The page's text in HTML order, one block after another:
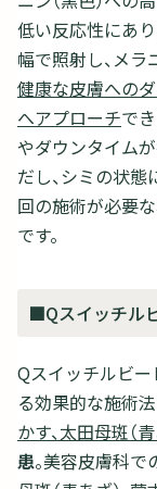
低い反応性にあ
幅で照射し、メ
健康な皮膚への
へアプローチで
やダウンタイム
だし、シミの状
回の施術が必要
です。
■Qスイッチル
Qスイッチルビー
る効果的な施術法
かす、太田母斑（
患。美容皮膚科